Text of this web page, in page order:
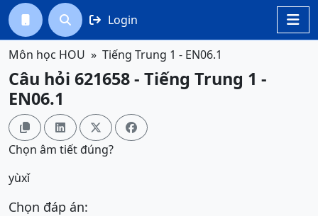

  Login
Môn học HOU Tiếng Trung 1 - EN06.1
Câu hỏi 621658 - Tiếng Trung 1 -
EN06.1
   
Chọn âm tiết đúng?
yùxǐ
Chọn đáp án: